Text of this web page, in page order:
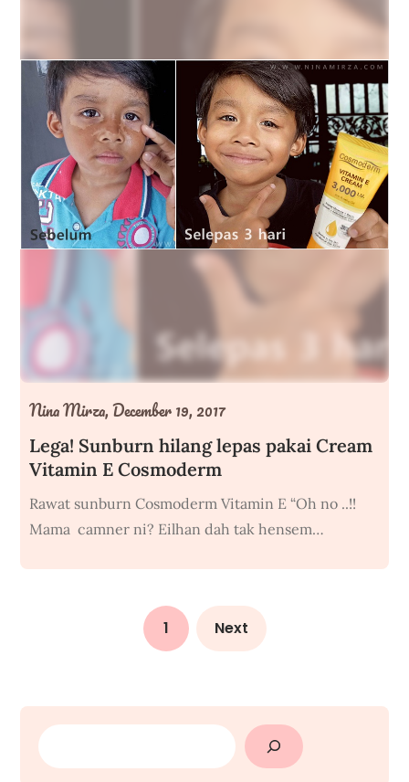
Lega! Sunburn hilang lepas pakai Cream
Vitamin E Cosmoderm
Nina Mirza,December 19, 2017
Rawat sunburn Cosmoderm Vitamin E “Oh no ..!!
Mama camner ni? Eilhan dah tak hensem…
1 Next
SEARCH